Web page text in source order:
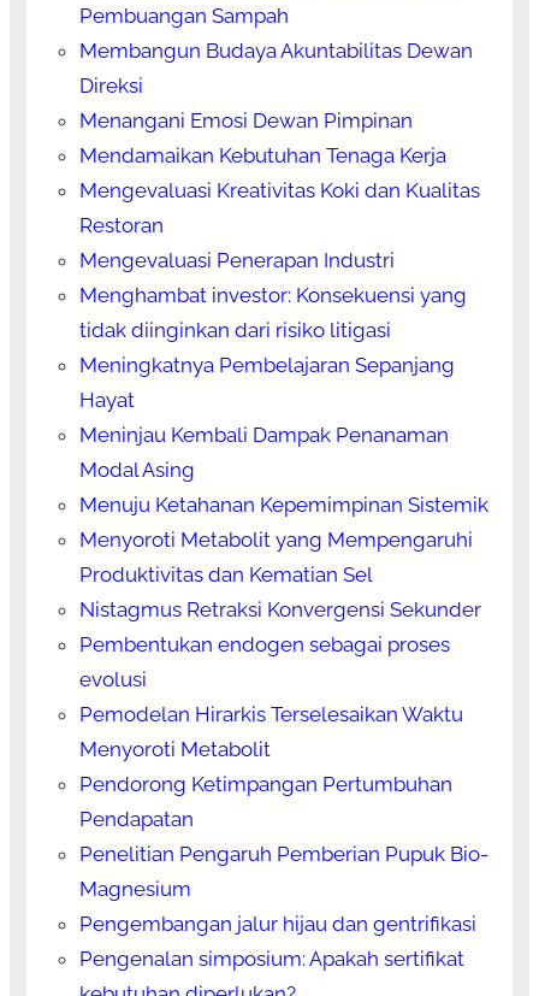
Pembuangan Sampah
Membangun Budaya Akuntabilitas Dewan
Direksi
Menangani Emosi Dewan Pimpinan
Mendamaikan Kebutuhan Tenaga Kerja
Mengevaluasi Kreativitas Koki dan Kualitas
Restoran
Mengevaluasi Penerapan Industri
Menghambat investor: Konsekuensi yang
tidak diinginkan dari risiko litigasi
Meningkatnya Pembelajaran Sepanjang
Hayat
Meninjau Kembali Dampak Penanaman
Modal Asing
Menuju Ketahanan Kepemimpinan Sistemik
Menyoroti Metabolit yang Mempengaruhi
Produktivitas dan Kematian Sel
Nistagmus Retraksi Konvergensi Sekunder
Pembentukan endogen sebagai proses
evolusi
Pemodelan Hirarkis Terselesaikan Waktu
Menyoroti Metabolit
Pendorong Ketimpangan Pertumbuhan
Pendapatan
Penelitian Pengaruh Pemberian Pupuk Bio-
Magnesium
Pengembangan jalur hijau dan gentrifikasi
Pengenalan simposium: Apakah sertifikat